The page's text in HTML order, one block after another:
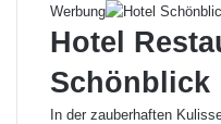
Werbung
Hotel
Schönblick
In der zauberhaften